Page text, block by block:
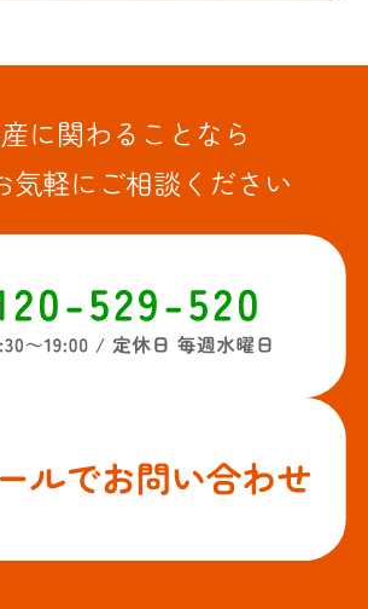
に関わることなら
気軽にご相談ください